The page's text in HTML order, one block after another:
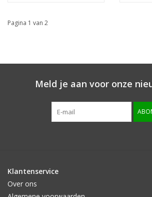
/cognac
Meld je aan voor onze
Klantenservice
Over ons
Algemene voorwaarden